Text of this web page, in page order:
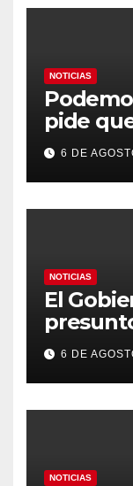
NOTICIAS
pide
el
contra
6 DE
NOTICIAS
El
con
final del
«Tiene
6 DE
NOTICIAS